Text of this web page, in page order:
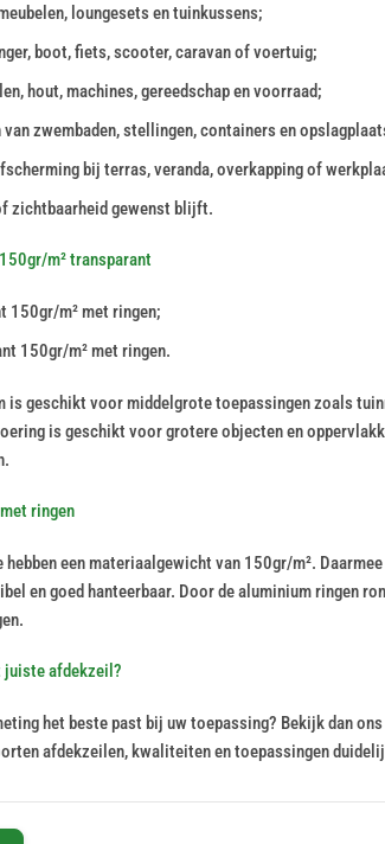
loungesets en tuinkussens;
boot, fiets, scooter, caravan of voertuig;
hout, machines, gereedschap en voorraad;
zwembaden, stellingen, containers en
bij terras, veranda, overkapping of
zichtbaarheid gewenst blijft.
m² transparant
150gr/m² met ringen;
150gr/m² met ringen.
geschikt voor middelgrote toepassingen zoals
is geschikt voor grotere objecten en
ringen
een materiaalgewicht van 150gr/m².
en goed hanteerbaar. Door de aluminium ringen
juiste afdekzeil?
het beste past bij uw toepassing? Bekijk dan ons
afdekzeilen, kwaliteiten en toepassingen